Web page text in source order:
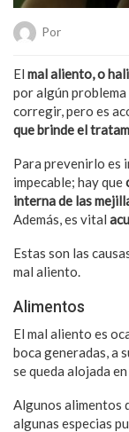
Por
El mal aliento, o
por algún
corregir, pero es
que brinde el
Para prevenirlo es
impecable; hay que
interna de las
Además, es vital
Estas son las
mal aliento.
Alimentos
El mal aliento es
boca generadas, a
se queda alojada
Algunos alimentos
algunas especias